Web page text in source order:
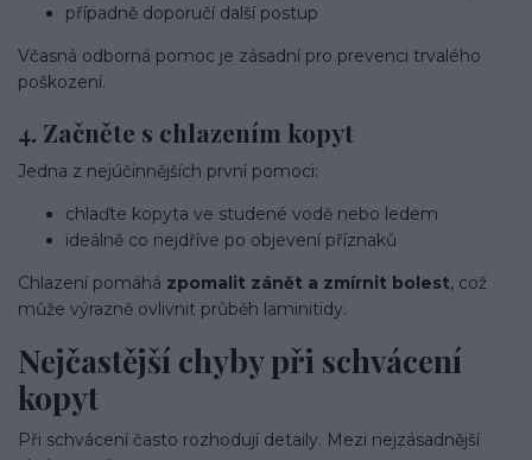
případně doporučí další postup
Včasná odborná pomoc je zásadní pro prevenci trvalého
poškození.
4. Začněte s chlazením kopyt
Jedna z nejúčinnějších první pomoci:
chlaďte kopyta ve studené vodě nebo ledem
ideálně co nejdříve po objevení příznaků
Chlazení pomáhá zpomalit zánět a zmírnit bolest, což
může výrazně ovlivnit průběh laminitidy.
Nejčastější chyby při schvácení
kopyt
Při schvácení často rozhodují detaily. Mezi nejzásadnější